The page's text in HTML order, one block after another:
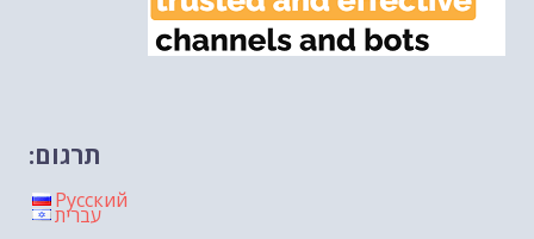
תרגום:
Русский
עברית